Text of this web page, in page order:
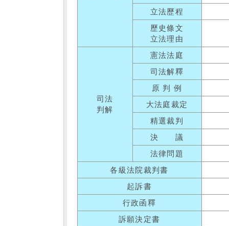
立法歷程
歷史條文
立法理由
司法
判解
憲法法庭
司法解釋
原 判 例
大法庭裁定
精選裁判
決 議
法律問題
各級法院裁判書
起訴書
行政函釋
訴願決定書